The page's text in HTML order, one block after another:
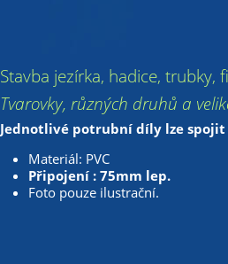
Stavba jezírka, hadice, trubky,
Tvarovky, různých druhů a
Jednotlivé potrubní díly lze
Materiál: PVC
Připojení : 75mm lep.
Foto pouze ilustrační.